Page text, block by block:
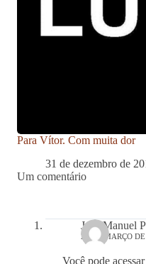
Para Vítor. Com muita dor
31 de dezembro de
Um comentário
José Manuel
25 DE MARÇO
Você pode